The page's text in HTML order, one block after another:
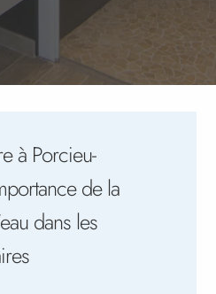
à Porcieu-
de la
dans les